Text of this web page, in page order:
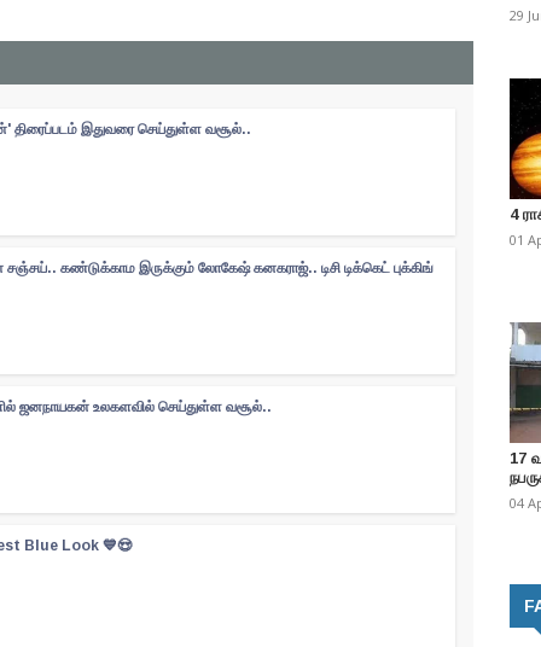
திரைப்படம் இதுவரை செய்துள்ள வசூல்..
கண்டுக்காம இருக்கும் லோகேஷ் கனகராஜ்.. டிசி டிக்கெட் புக்கிங்
ஜனநாயகன் உலகளவில் செய்துள்ள வசூல்..
Blue Look 💙😍
29
4
01
17
04